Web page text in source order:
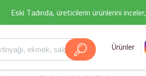
Eski Tadında, üreticilerin ürünlerini inceler,
Ürünler